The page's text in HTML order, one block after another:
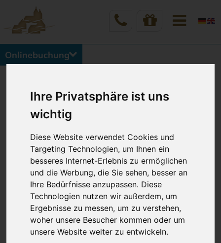
Ihre Privatsphäre ist uns
wichtig
Diese Website verwendet Cookies und
Targeting Technologien, um Ihnen ein
besseres Internet-Erlebnis zu ermöglichen
und die Werbung, die Sie sehen, besser an
Ihre Bedürfnisse anzupassen. Diese
Technologien nutzen wir außerdem, um
Ergebnisse zu messen, um zu verstehen,
woher unsere Besucher kommen oder um
unsere Website weiter zu entwickeln.
Onlinebuchung
VINETA GEWINNSPIELE
Hier erfahren Sie, wie Sie an unseren VINETA
Gewinnspielen teilnehmen und tolle Preise (wie z.B.
eine Übernachtung in einem VINETA HOTEL
USEDOM) gewinnen können. Wir wünschen Ihnen
viel Glück und vielleicht dürfen wir Sie schon bald in